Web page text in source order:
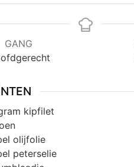
GANG
kipfilet
olijfolie
peterselie